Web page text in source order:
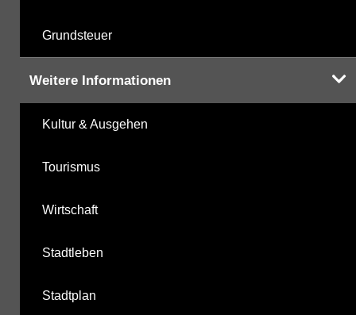
Grundsteuer
Weitere Informationen
Kultur & Ausgehen
Tourismus
Wirtschaft
Stadtleben
Stadtplan